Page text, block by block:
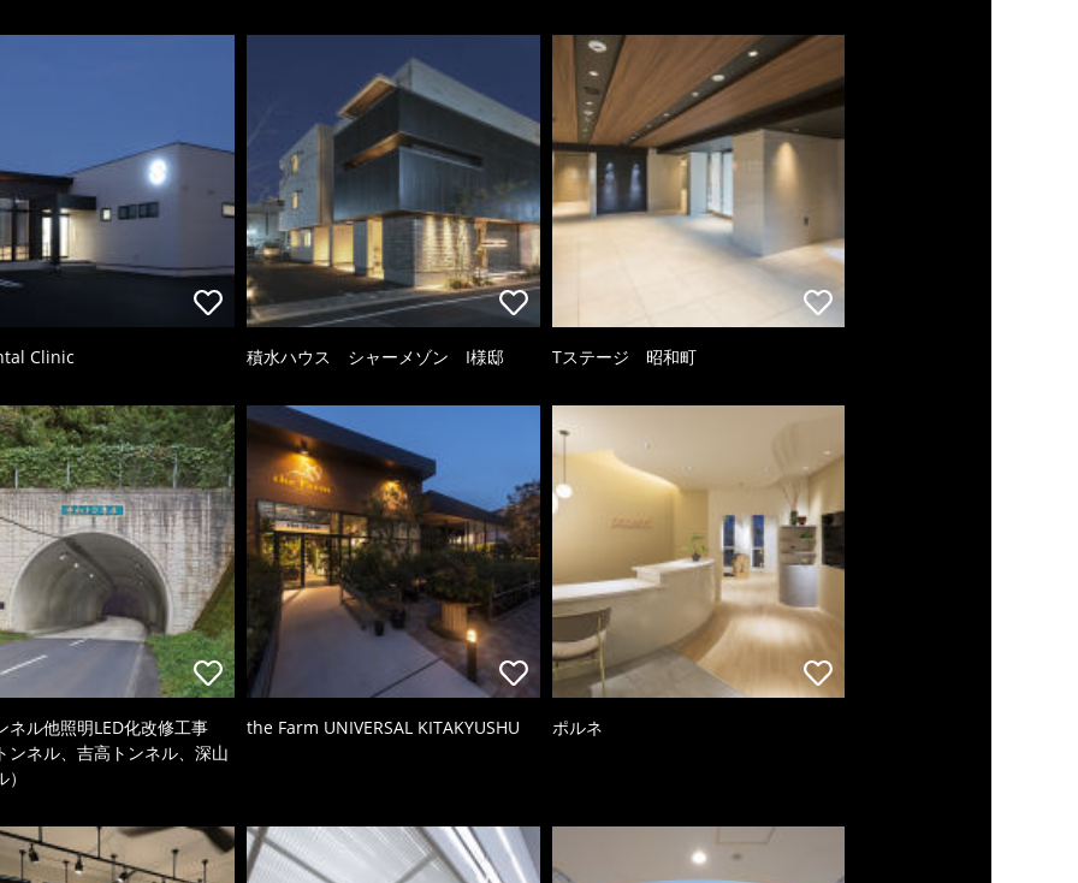
Clinic 積水ハウス シャーメゾン I様邸 Tステージ 昭和町
ネル他照明LED化改修工事
ンネル、吉高トンネル、深山
the Farm UNIVERSAL KITAKYUSHU ポルネ